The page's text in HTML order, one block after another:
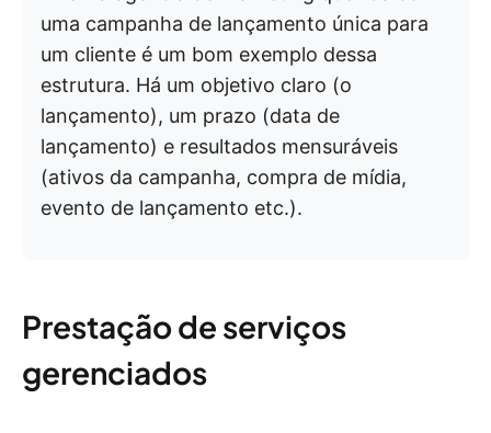
uma campanha de lançamento única para
um cliente é um bom exemplo dessa
estrutura. Há um objetivo claro (o
lançamento), um prazo (data de
lançamento) e resultados mensuráveis
(ativos da campanha, compra de mídia,
evento de lançamento etc.).
Prestação de serviços
gerenciados